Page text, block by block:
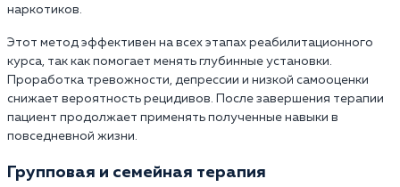
наркотиков.
Этот метод эффективен на всех этапах реабилитационного
курса, так как помогает менять глубинные установки.
Проработка тревожности, депрессии и низкой самооценки
снижает вероятность рецидивов. После завершения терапии
пациент продолжает применять полученные навыки в
повседневной жизни.
Групповая и семейная терапия